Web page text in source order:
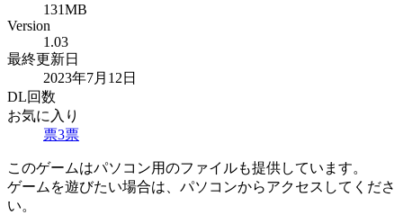
131MB
Version
1.03
最終更新日
2023年7月12日
DL回数
お気に入り
票3票
このゲームはパソコン用のファイルも提供しています。
ゲームを遊びたい場合は、パソコンからアクセスしてくださ
い。